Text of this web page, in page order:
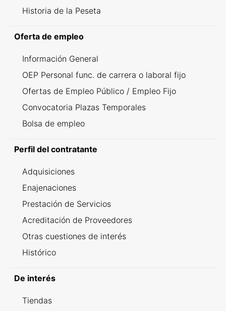
Historia de la Peseta
Oferta de empleo
Información General
OEP Personal func. de carrera o laboral fijo
Ofertas de Empleo Público / Empleo Fijo
Convocatoria Plazas Temporales
Bolsa de empleo
Perfil del contratante
Adquisiciones
Enajenaciones
Prestación de Servicios
Acreditación de Proveedores
Otras cuestiones de interés
Histórico
De interés
Tiendas